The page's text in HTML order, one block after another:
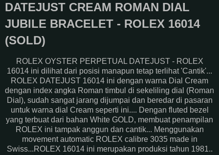
DATEJUST CREAM ROMAN DIAL
JUBILE BRACELET - ROLEX 16014
(SOLD)
ROLEX OYSTER PERPETUAL DATEJUST - ROLEX
16014 ini dilihat dari posisi manapun tetap terlihat 'Cantik'...
ROLEX DATEJUST 16014 ini dengan warna Dial Cream
dengan index angka Roman timbul di sekeliling dial (Roman
Dial), sudah sangat jarang dijumpai dan beredar di pasaran
untuk warna dial Cream seperti ini.... Dengan fluted bezel
yang terbuat dari bahan White GOLD, membuat penampilan
ROLEX ini tampak anggun dan cantik... Menggunakan
movement automatic ROLEX calibre 3035 made in
Swiss...ROLEX 16014 ini merupakan produksi tahun 1981..